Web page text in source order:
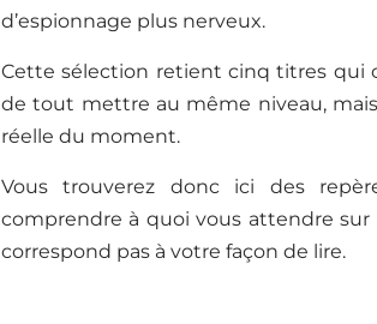
d’espionnage plus nerveux.
Cette sélection retient cinq titres qui
de tout mettre au même niveau,
réelle du moment.
Vous trouverez donc ici des
comprendre à quoi vous attendre
correspond pas à votre façon de lire.